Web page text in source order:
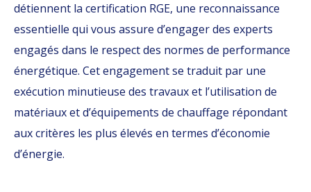
détiennent la certification RGE, une reconnaissance
essentielle qui vous assure d’engager des experts
engagés dans le respect des normes de performance
énergétique. Cet engagement se traduit par une
exécution minutieuse des travaux et l’utilisation de
matériaux et d’équipements de chauffage répondant
aux critères les plus élevés en termes d’économie
d’énergie.